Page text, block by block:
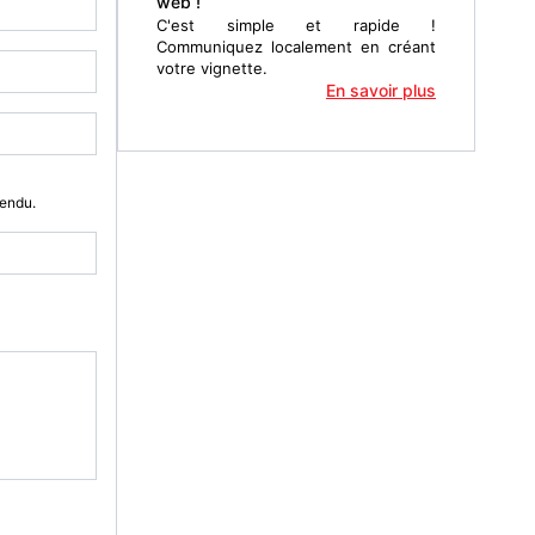
C'est simple et rapide !
Communiquez localement en créant
votre vignette.
En savoir plus